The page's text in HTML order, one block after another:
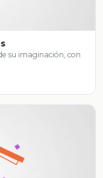
su imaginación, con